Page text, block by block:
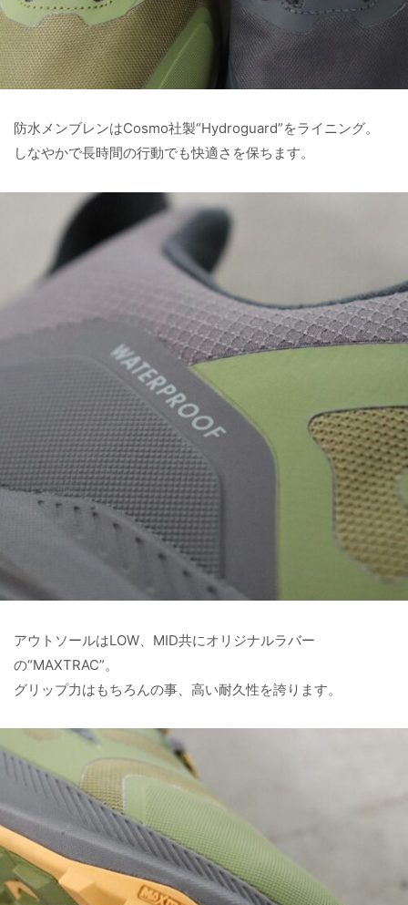
防水メンブレンはCosmo社製“Hydroguard”をライニング。
しなやかで長時間の行動でも快適さを保ちます。
アウトソールはLOW、MID共にオリジナルラバー
の“MAXTRAC”。
グリップ力はもちろんの事、高い耐久性を誇ります。